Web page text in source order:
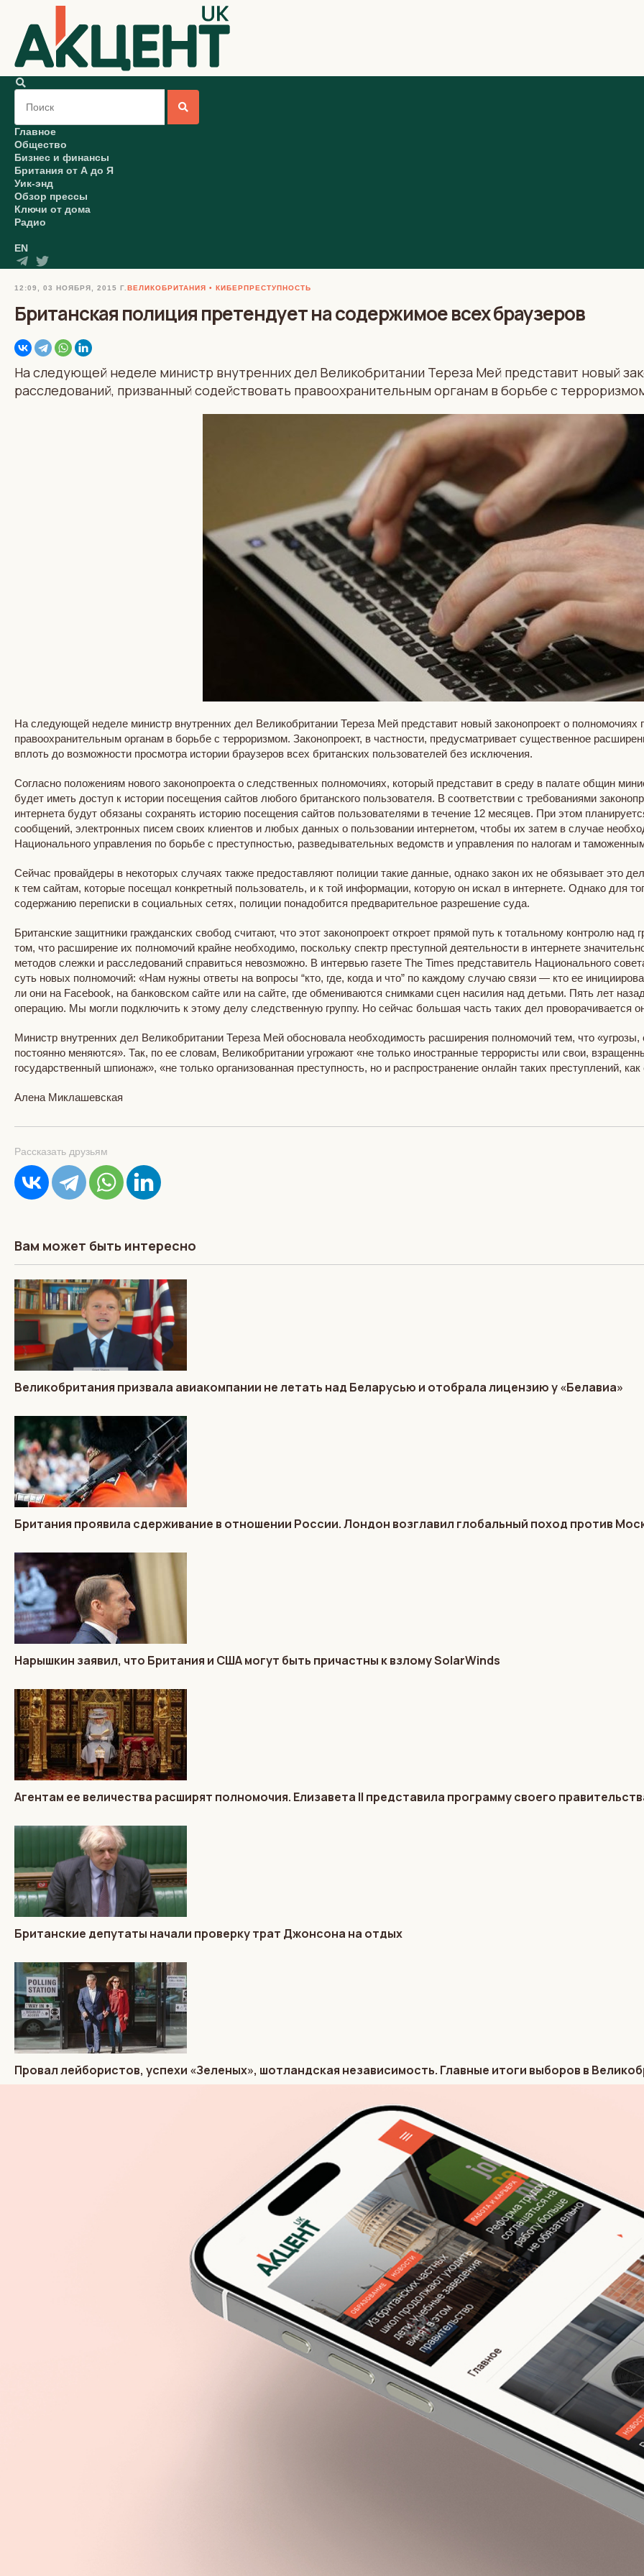
Главное
Общество
Бизнес и финансы
Британия от А до Я
Уик-энд
Обзор прессы
Ключи от дома
Радио
EN
12:09, 03 НОЯБРЯ, 2015 Г. ВЕЛИКОБРИТАНИЯ КИБЕРПРЕСТУПНОСТЬ
Британская полиция претендует на содержимое всех браузеров
На следующей неделе министр внутренних дел Великобритании Тереза Мей представит новый
расследований, призванный содействовать правоохранительным органам в борьбе с
На следующей неделе министр внутренних дел Великобритании Тереза Мей представит новый законопроект о
правоохранительным органам в борьбе с терроризмом. Законопроект, в частности, предусматривает существенное
вплоть до возможности просмотра истории браузеров всех британских пользователей без исключения.
Согласно положениям нового законопроекта о следственных полномочиях, который представит в среду в палате общин
будет иметь доступ к истории посещения сайтов любого британского пользователя. В соответствии с требованиями
интернета будут обязаны сохранять историю посещения сайтов пользователями в течение 12 месяцев. При этом
сообщений, электронных писем своих клиентов и любых данных о пользовании интернетом, чтобы их затем в случае
Национального управления по борьбе с преступностью, разведывательных ведомств и управления по налогам и
Сейчас провайдеры в некоторых случаях также предоставляют полиции такие данные, однако закон их не обязывает это
к тем сайтам, которые посещал конкретный пользователь, и к той информации, которую он искал в интернете. Однако для
содержанию переписки в социальных сетях, полиции понадобится предварительное разрешение суда.
Британские защитники гражданских свобод считают, что этот законопроект откроет прямой путь к тотальному контролю
том, что расширение их полномочий крайне необходимо, поскольку спектр преступной деятельности в интернете
методов слежки и расследований справиться невозможно. В интервью газете The Times представитель Национального
суть новых полномочий: «Нам нужны ответы на вопросы “кто, где, когда и что” по каждому случаю связи — кто ее
ли они на Facebook, на банковском сайте или на сайте, где обмениваются снимками сцен насилия над детьми. Пять лет
операцию. Мы могли подключить к этому делу следственную группу. Но сейчас большая часть таких дел проворачивается
Министр внутренних дел Великобритании Тереза Мей обосновала необходимость расширения полномочий тем, что
постоянно меняются». Так, по ее словам, Великобритании угрожают «не только иностранные террористы или свои,
государственный шпионаж», «не только организованная преступность, но и распространение онлайн таких преступлений,
Алена Миклашевская
Рассказать друзьям
Вам может быть интересно
Великобритания призвала авиакомпании не летать над Беларусью и отобрала лицензию у «Белавиа»
Британия проявила сдерживание в отношении России. Лондон возглавил глобальный поход против
Нарышкин заявил, что Британия и США могут быть причастны к взлому SolarWinds
Агентам ее величества расширят полномочия. Елизавета II представила программу своего
Британские депутаты начали проверку трат Джонсона на отдых
Провал лейбористов, успехи «Зеленых», шотландская независимость. Главные итоги выборов в